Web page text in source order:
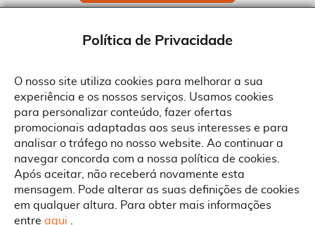
Política de Privacidade
O nosso site utiliza cookies para melhorar a sua
experiência e os nossos serviços. Usamos cookies
para personalizar conteúdo, fazer ofertas
promocionais adaptadas aos seus interesses e para
analisar o tráfego no nosso website. Ao continuar a
navegar concorda com a nossa política de cookies.
Após aceitar, não receberá novamente esta
mensagem. Pode alterar as suas definições de cookies
em qualquer altura. Para obter mais informações
entre aqui
Sobre a Suprides
Quem Somos
Informações
Termos e Condições
Condições Gerais de Venda
Serviço Pós-Venda
Contactos
Morada
Rua Gonçalves Zarco, 1837
Política de Cookies
Ao aceitar a política de cookies da Suprides deverá ter em consideração
que a utilização de cookies possibilita a personalização da utilização e a
apresentação de serviços e ofertas adaptadas ao seu interesses. Pode
alterar as suas definições de cookies a qualquer altura.